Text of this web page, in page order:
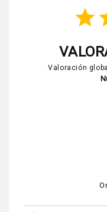
star
Valoración